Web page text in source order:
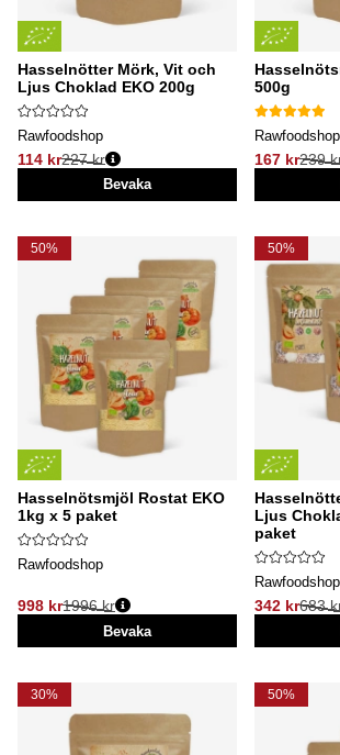
Hasselnötter Mörk, Vit och
Ljus Choklad EKO 200g
Rawfoodshop
114 kr
Ordinarie pris:
227 kr
Bevaka
500g
Rawfoodshop
167 kr
Ordinarie
239
50%
Hasselnötsmjöl Rostat EKO
1kg x 5 paket
Rawfoodshop
998 kr
Ordinarie pris:
1996 kr
Bevaka
50%
Ljus
paket
Rawfoodshop
342 kr
Ordinarie
683
30% 50%